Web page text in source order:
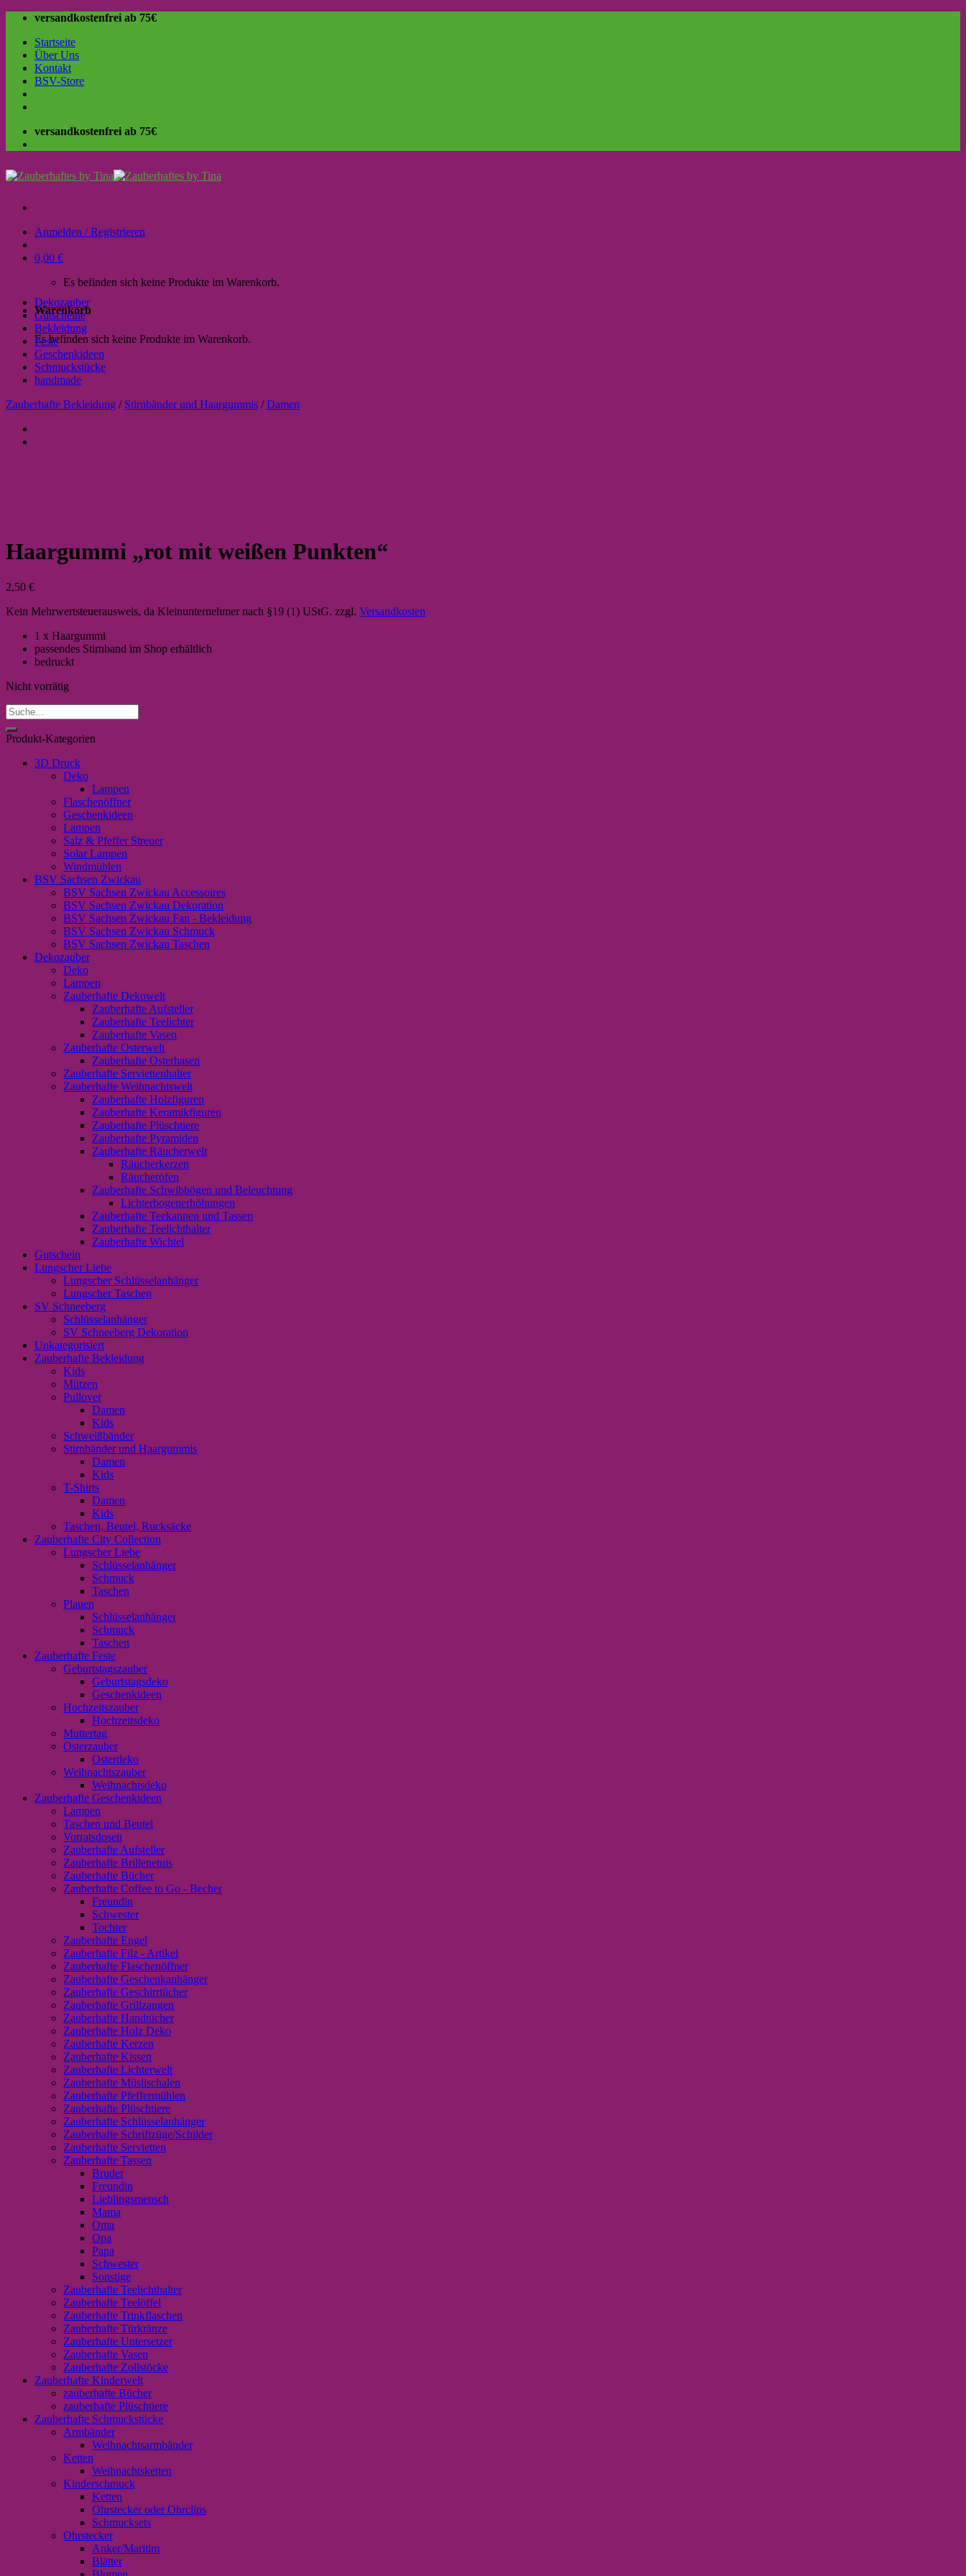
Skip
content
versandkostenfrei ab 75€
Startseite
Über Uns
Kontakt
BSV-Store
versandkostenfrei ab 75€
Anmelden / Registrieren
0,00 €
Es befinden sich keine Produkte im Warenkorb.
Warenkorb
Es befinden sich keine Produkte im Warenkorb.
Dekozauber
Gutscheine
Bekleidung
Feste
Geschenkideen
Schmuckstücke
handmade
Zauberhafte Bekleidung / Stirnbänder und Haargummis / Damen
Haargummi „rot mit weißen Punkten“
2,50 €
Kein Mehrwertsteuerausweis, da Kleinunternehmer nach §19 (1) UStG. zzgl. Versandkosten
1 x Haargummi
passendes Stirnband im Shop erhältlich
bedruckt
Nicht vorrätig
Suche
nach:
Produkt-Kategorien
3D Druck
Deko
Lampen
Flaschenöffner
Geschenkideen
Lampen
Salz & Pfeffer Streuer
Solar Lampen
Windmühlen
BSV Sachsen Zwickau
BSV Sachsen Zwickau Accessoires
BSV Sachsen Zwickau Dekoration
BSV Sachsen Zwickau Fan - Bekleidung
BSV Sachsen Zwickau Schmuck
BSV Sachsen Zwickau Taschen
Dekozauber
Deko
Lampen
Zauberhafte Dekowelt
Zauberhafte Aufsteller
Zauberhafte Teelichter
Zauberhafte Vasen
Zauberhafte Osterwelt
Zauberhafte Osterhasen
Zauberhafte Serviettenhalter
Zauberhafte Weihnachtswelt
Zauberhafte Holzfiguren
Zauberhafte Keramikfiguren
Zauberhafte Plüschtiere
Zauberhafte Pyramiden
Zauberhafte Räucherwelt
Räucherkerzen
Räucheröfen
Zauberhafte Schwibbögen und Beleuchtung
Lichterbogenerhöhungen
Zauberhafte Teekannen und Tassen
Zauberhafte Teelichthalter
Zauberhafte Wichtel
Gutschein
Lungscher Liebe
Lungscher Schlüsselanhänger
Lungscher Taschen
SV Schneeberg
Schlüsselanhänger
SV Schneeberg Dekoration
Unkategorisiert
Zauberhafte Bekleidung
Kids
Mützen
Pullover
Damen
Kids
Schweißbänder
Stirnbänder und Haargummis
Damen
Kids
T-Shirts
Damen
Kids
Taschen, Beutel, Rucksäcke
Zauberhafte City Collection
Lungscher Liebe
Schlüsselanhänger
Schmuck
Taschen
Plauen
Schlüsselanhänger
Schmuck
Taschen
Zauberhafte Feste
Geburtstagszauber
Geburtstagsdeko
Geschenkideen
Hochzeitszauber
Hochzeitsdeko
Muttertag
Osterzauber
Osterdeko
Weihnachtszauber
Weihnachtsdeko
Zauberhafte Geschenkideen
Lampen
Taschen und Beutel
Vorratsdosen
Zauberhafte Aufsteller
Zauberhafte Brillenetuis
Zauberhafte Bücher
Zauberhafte Coffee to Go - Becher
Freundin
Schwester
Tochter
Zauberhafte Engel
Zauberhafte Filz - Artikel
Zauberhafte Flaschenöffner
Zauberhafte Geschenkanhänger
Zauberhafte Geschirrtücher
Zauberhafte Grillzangen
Zauberhafte Handtücher
Zauberhafte Holz Deko
Zauberhafte Kerzen
Zauberhafte Kissen
Zauberhafte Lichterwelt
Zauberhafte Müslischalen
Zauberhafte Pfeffermühlen
Zauberhafte Plüschtiere
Zauberhafte Schlüsselanhänger
Zauberhafte Schriftzüge/Schilder
Zauberhafte Servietten
Zauberhafte Tassen
Bruder
Freundin
Lieblingsmensch
Mama
Oma
Opa
Papa
Schwester
Sonstige
Zauberhafte Teelichthalter
Zauberhafte Teelöffel
Zauberhafte Trinkflaschen
Zauberhafte Türkränze
Zauberhafte Untersetzer
Zauberhafte Vasen
Zauberhafte Zollstöcke
Zauberhafte Kinderwelt
zauberhafte Bücher
zauberhafte Plüschtiere
Zauberhafte Schmuckstücke
Armbänder
Weihnachtsarmbänder
Ketten
Weihnachtsketten
Kinderschmuck
Ketten
Ohrstecker oder Ohrclips
Schmucksets
Ohrstecker
Anker/Maritim
Blätter